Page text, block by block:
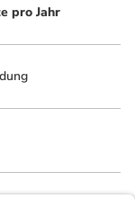
pro Jahr